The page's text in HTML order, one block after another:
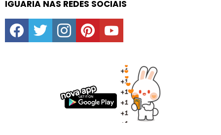
IGUARIA NAS REDES SOCIAIS
facebooktwitter instagrampinterestyoutube